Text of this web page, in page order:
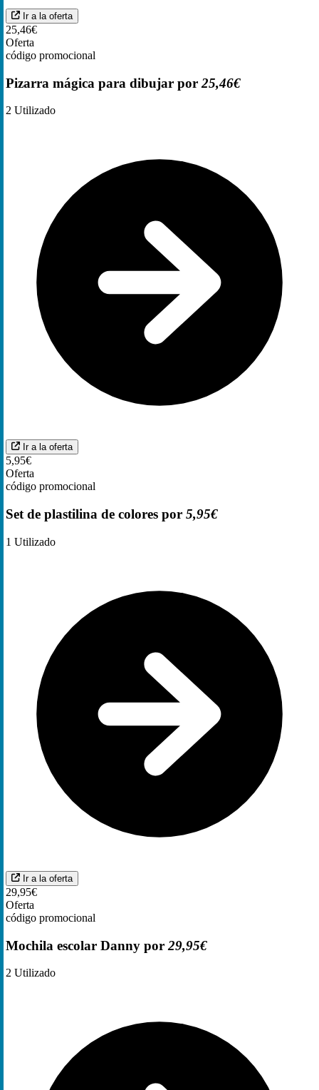
Ir a la oferta
25,46€
Oferta
código promocional
Pizarra mágica para dibujar por 25,46€
2 Utilizado
Ir a la oferta
5,95€
Oferta
código promocional
Set de plastilina de colores por 5,95€
1 Utilizado
Ir a la oferta
29,95€
Oferta
código promocional
Mochila escolar Danny por 29,95€
2 Utilizado